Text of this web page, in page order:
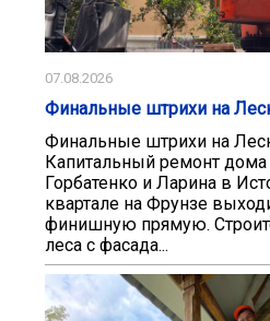
07.08.2026
Финальные штрихи на
Финальные штрихи на
Капитальный ремонт дома
Горбатенко и Ларина в
квартале на Фрунзе
финишную прямую.
леса с фасада...